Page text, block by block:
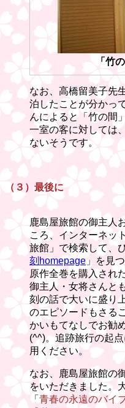
「竹
なお、高橋留美子先
泊したことが分かっ
んによると「竹の間
一室の客に対しては
ないそうです。
（３）最後に
鹿島屋旅館の御主人
ころ、インターネッ
旅館」で検索して、
刻homepage 」を見
原作全巻を購入され
御主人・女将さんと
刻の話で大いに盛り
のエピソードもさる
かいもてなしでお勧
(^^)。追跡旅行の起
用ください。
なお、鹿島屋旅館の
をいただきました。
「 青春の永遠のバイ